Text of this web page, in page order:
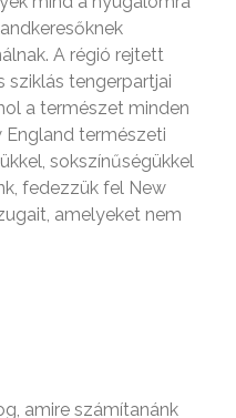
A régió rejtett
sziklás tengerpartjai
a természet minden
természeti
sokszínűségükkel
fedezzük fel New
amelyeket nem
amire számítanánk